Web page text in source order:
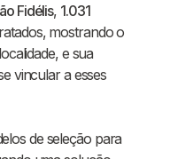
Fidélis, 1.031
mostrando o
e sua
vincular a esses
de seleção para